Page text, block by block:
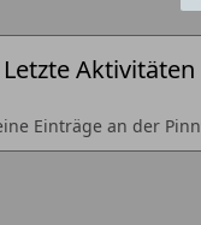
Letzte Aktivitäten
Einträge an der